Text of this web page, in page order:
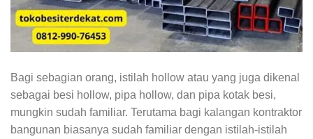
Bagi sebagian orang, istilah hollow atau yang juga dikenal
sebagai besi hollow, pipa hollow, dan pipa kotak besi,
mungkin sudah familiar. Terutama bagi kalangan kontraktor
bangunan biasanya sudah familiar dengan istilah-istilah